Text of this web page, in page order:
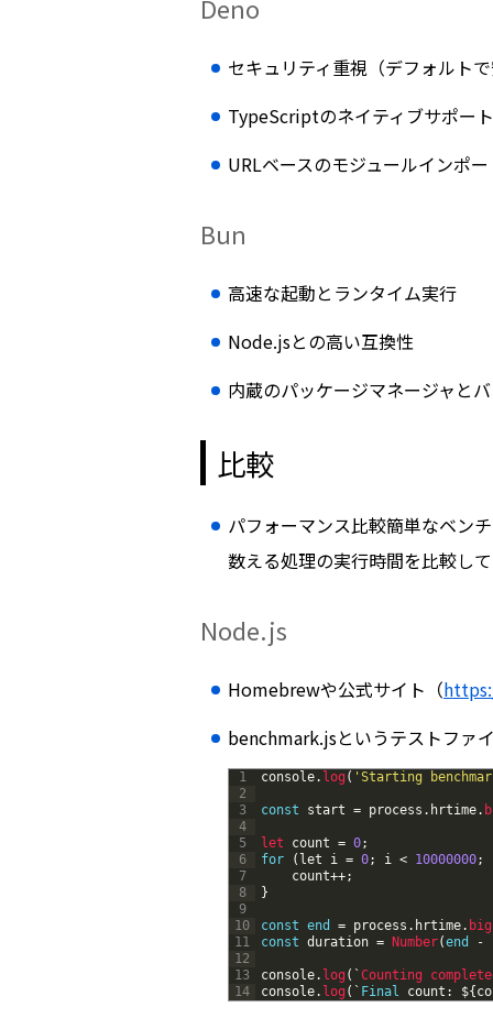
Deno
セキュリティ重視（デフォルトで
TypeScriptのネイティブサポート
URLベースのモジュールインポー
Bun
高速な起動とランタイム実行
Node.jsとの高い互換性
内蔵のパッケージマネージャと
比較
パフォーマンス比較簡単なベン
数える処理の実行時間を比較して
Node.js
Homebrewや公式サイト（
benchmark.jsというテストファ
1
2
3
4
5
6
7
8
9
10
11
12
13
14
console. log ( 'Starting
const start = process . hrtime.
let count = 0;
for
( let i = 0; i < 10000000;
count++;
}
const end = process . hrtime.
const duration = Number(end -
console. log ( `Counting
console. log ( ` Final count : ${